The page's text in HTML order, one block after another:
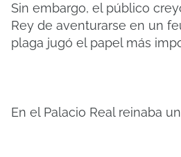
Sin embargo, el público
Rey de aventurarse en un
plaga jugó el papel más
En el Palacio Real reinaba